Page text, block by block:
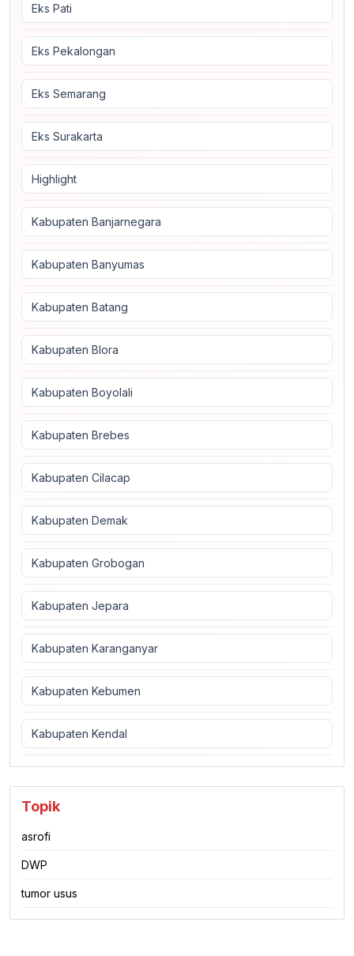
Eks Pati
Eks Pekalongan
Eks Semarang
Eks Surakarta
Highlight
Kabupaten Banjarnegara
Kabupaten Banyumas
Kabupaten Batang
Kabupaten Blora
Kabupaten Boyolali
Kabupaten Brebes
Kabupaten Cilacap
Kabupaten Demak
Kabupaten Grobogan
Kabupaten Jepara
Kabupaten Karanganyar
Kabupaten Kebumen
Kabupaten Kendal
Topik
asrofi
DWP
tumor usus